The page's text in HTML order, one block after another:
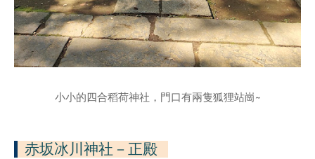
小小的四合稻荷神社，門口有兩隻狐狸站崗~
赤坂冰川神社 －正殿